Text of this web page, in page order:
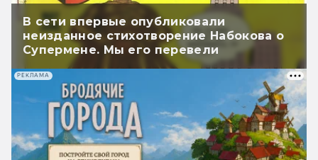
В сети впервые опубликовали
неизданное стихотворение Набокова о
Супермене. Мы его перевели
РЕКЛАМА